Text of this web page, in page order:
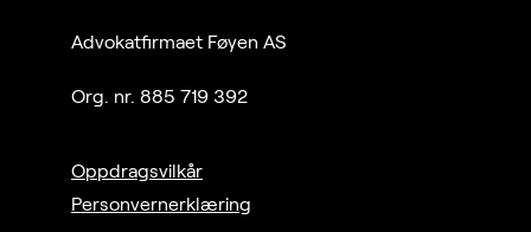
Advokatfirmaet Føyen AS
Org. nr. 885 719 392
Oppdragsvilkår
Personvernerklæring